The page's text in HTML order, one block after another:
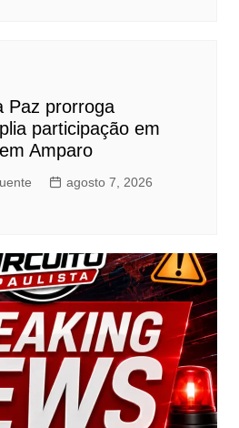
Paz prorroga
participação em
Amparo
agosto 7, 2026